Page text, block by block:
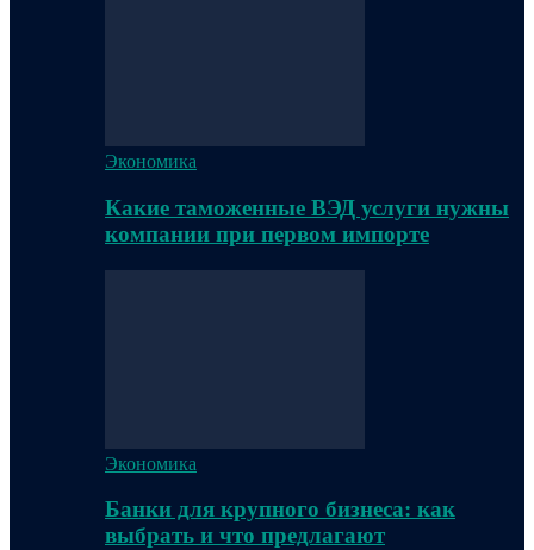
Экономика
Какие таможенные ВЭД услуги нужны
компании при первом импорте
Экономика
Банки для крупного бизнеса: как
выбрать и что предлагают